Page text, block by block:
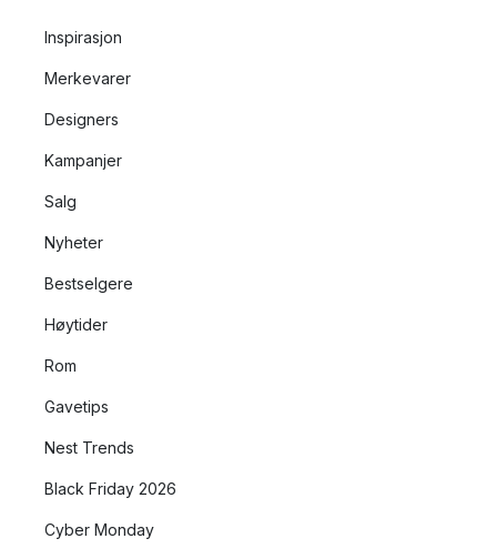
Inspirasjon
Merkevarer
Designers
Kampanjer
Salg
Nyheter
Bestselgere
Høytider
Rom
Gavetips
Nest Trends
Black Friday 2026
Cyber Monday